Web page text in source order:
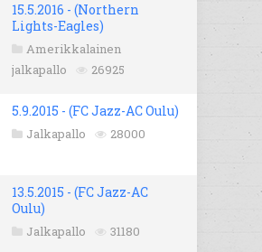
15.5.2016 - (Northern
Lights-Eagles)
Amerikkalainen
jalkapallo
26925
5.9.2015 - (FC Jazz-AC Oulu)
Jalkapallo 28000
13.5.2015 - (FC Jazz-AC
Oulu)
Jalkapallo 31180